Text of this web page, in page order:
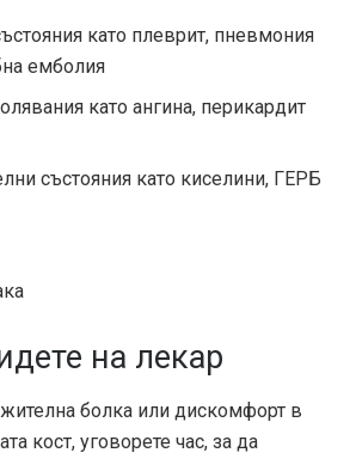
като плеврит, пневмония
емболия
като ангина, перикардит
състояния като киселини, ГЕРБ
на лекар
болка или дискомфорт в
кост, уговорете час, за да